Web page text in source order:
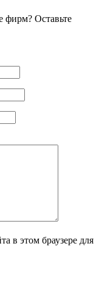
фирм? Оставьте
в этом браузере для